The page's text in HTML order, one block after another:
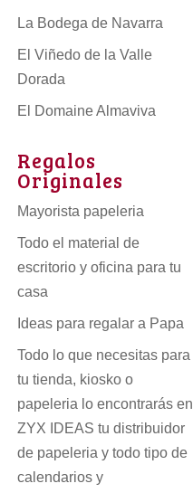
La Bodega de Navarra
El Viñedo de la Valle
Dorada
El Domaine Almaviva
Regalos
Originales
Mayorista papeleria
Todo el material de
escritorio y oficina para tu
casa
Ideas para regalar a Papa
Todo lo que necesitas para
tu tienda, kiosko o
papeleria lo encontrarás en
ZYX IDEAS tudistribuidor
de papeleria y todo tipo de
calendarios y